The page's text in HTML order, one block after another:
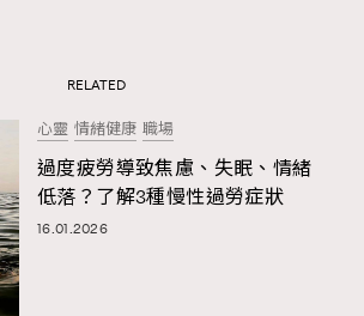
RELATED
心靈 情緒健康 職場
過度疲勞導致焦慮、失眠、情緒
低落？了解3種慢性過勞症狀
16.01.2026